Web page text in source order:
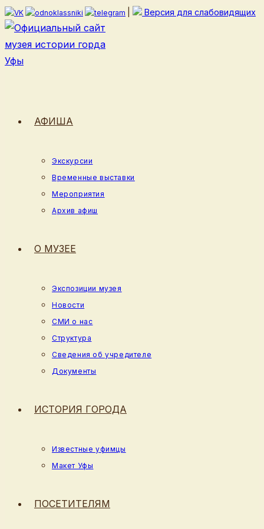
Перейти
к
содержимому
Версия для слабовидящих
АФИША
Экскурсии
Временные выставки
Мероприятия
Архив афиш
О МУЗЕЕ
Экспозиции музея
Новости
СМИ о нас
Структура
Сведения об учредителе
Документы
ИСТОРИЯ ГОРОДА
Известные уфимцы
Макет Уфы
ПОСЕТИТЕЛЯМ